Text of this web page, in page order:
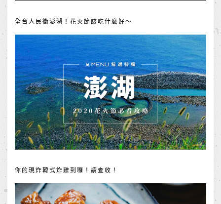
全台人民衝澎湖！花火節該吃什麼好～
你的現炸韓式炸雞到囉！請查收！